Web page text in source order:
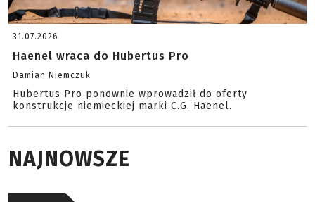
31.07.2026
Haenel wraca do Hubertus Pro
Damian Niemczuk
Hubertus Pro ponownie wprowadził do oferty
konstrukcje niemieckiej marki C.G. Haenel.
NAJNOWSZE